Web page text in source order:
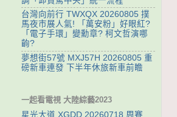
台灣向前行 TWXQX 20260805 撲
馬夜市展人氣! 「萬安粉」好眼紅?
「電子手環」變勳章? 柯文哲演哪
齣?
夢想街57號 MXJ57H 20260805 重
磅新車連發 下半年休旅新車前瞻
一起看電視 大陸綜藝2023
星光大道 XGDD 20260718 周賽